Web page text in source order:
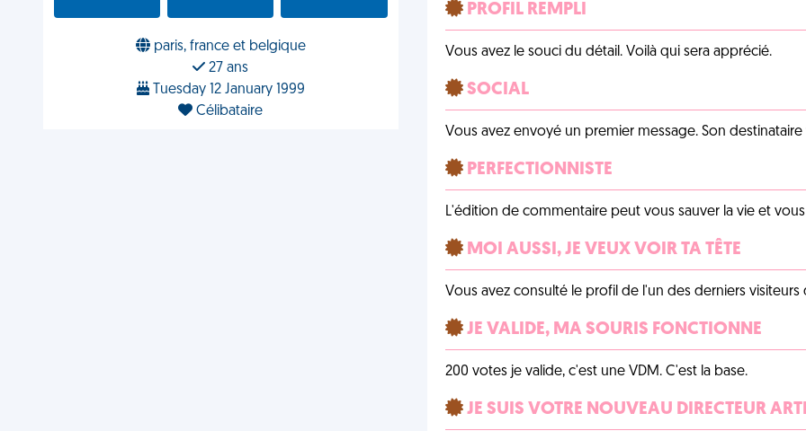
paris, france et belgique
27 ans
Tuesday 12 January 1999
Célibataire
PROFIL REMPLI
Vous avez le souci du détail. Voilà qui sera apprécié.
SOCIAL
Vous avez envoyé un premier message. Son
PERFECTIONNISTE
L'édition de commentaire peut vous sauver la vie et
MOI AUSSI, JE VEUX VOIR TA TÊTE
Vous avez consulté le profil de l'un des derniers
JE VALIDE, MA SOURIS FONCTIONNE
200 votes je valide, c'est une VDM. C'est la base.
JE SUIS VOTRE NOUVEAU DIRECTEUR